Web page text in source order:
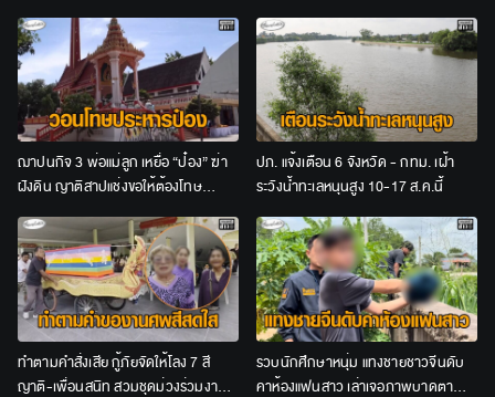
ฌาปนกิจ 3 พ่อแม่ลูก เหยื่อ “ป๋อง” ฆ่า
ฝังดิน ญาติสาปแช่งขอให้ต้องโทษ
ประหาร
ปภ. แจ้งเตือน 6 จังหวัด - กทม. เฝ้า
ระวังน้ำทะเลหนุนสูง 10-17 ส.ค.นี้
ทำตามคำสั่งเสีย กู้ภัยจัดให้โลง 7 สี
ญาติ-เพื่อนสนิท สวมชุดม่วงร่วมงาน
รวบนักศึกษาหนุ่ม แทงชายชาวจีนดับ
คาห้องแฟนสาว เล่าเจอภาพบาดตา